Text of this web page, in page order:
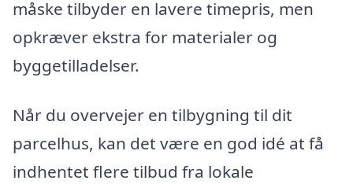
måske tilbyder en lavere timepris, men
opkræver ekstra for materialer og
byggetilladelser.
Når du overvejer en tilbygning til dit
parcelhus, kan det være en god idé at få
indhentet flere tilbud fra lokale